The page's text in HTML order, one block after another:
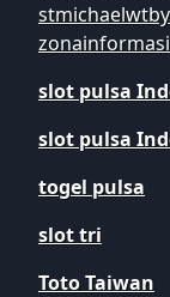
slot pulsa
slot pulsa
togel pulsa
slot tri
Toto Taiwan